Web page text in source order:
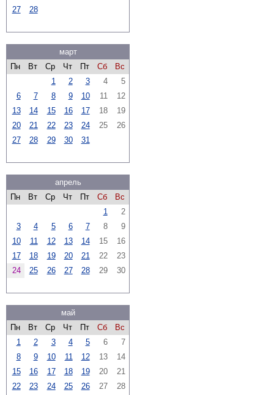
27
28
март
Пн
Вт Ср Чт Пт Сб
Вс
1
2 3 4
5
6
7 8 9 10 11
12
13
14 15 16 17 18
19
20
21 22 23 24 25
26
27
28 29 30 31
апрель
Пн
Вт Ср Чт Пт Сб
Вс
1
2
3
4 5 6 7 8
9
10
11 12 13 14 15
16
17
18 19 20 21 22
23
24
25 26 27 28 29 30
май
Пн
Вт Ср Чт Пт Сб
Вс
1
2 3 4 5 6
7
8
9 10 11 12 13
14
15
16 17 18 19 20
21
22
23 24 25 26 27 28